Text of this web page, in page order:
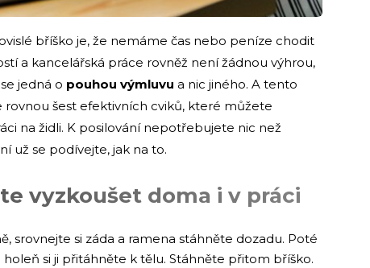
bříško je, že nemáme čas nebo peníze chodit
a kancelářská práce rovněž není žádnou výhrou,
jedná o pouhou výmluvu a nic jiného. A tento
šest efektivních cviků, které můžete
na židli. K posilování nepotřebujete nic než
už se podívejte, jak na to.
vyzkoušet doma i v práci
srovnejte si záda a ramena stáhněte dozadu. Poté
si ji přitáhněte k tělu. Stáhněte přitom bříško.